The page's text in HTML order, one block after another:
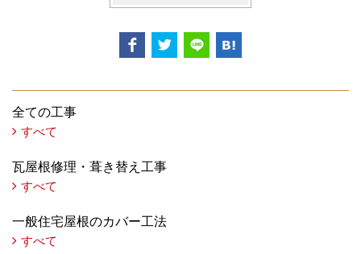
全ての工事
すべて
瓦屋根修理・葺き替え工事
すべて
一般住宅屋根のカバー工法
すべて